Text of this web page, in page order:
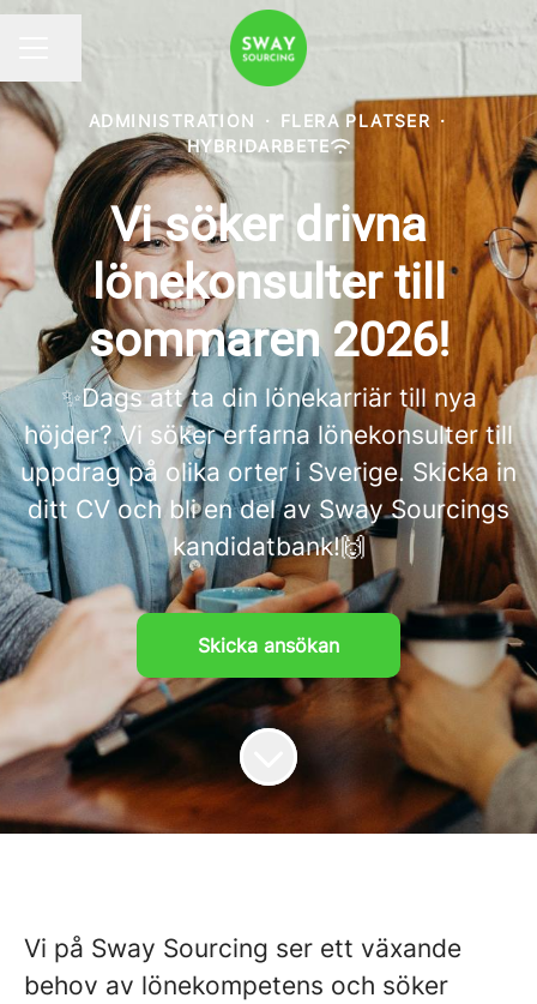
ADMINISTRATION · FLERA PLATSER ·
HYBRIDARBETE
Vi söker drivna
lönekonsulter till
sommaren 2026!
✨Dags att ta din lönekarriär till nya
höjder? Vi söker erfarna lönekonsulter till
uppdrag på olika orter i Sverige. Skicka in
ditt CV och bli en del av Sway Sourcings
kandidatbank!🙌
Skicka ansökan
Vi på Sway Sourcing ser ett växande
behov av lönekompetens och söker